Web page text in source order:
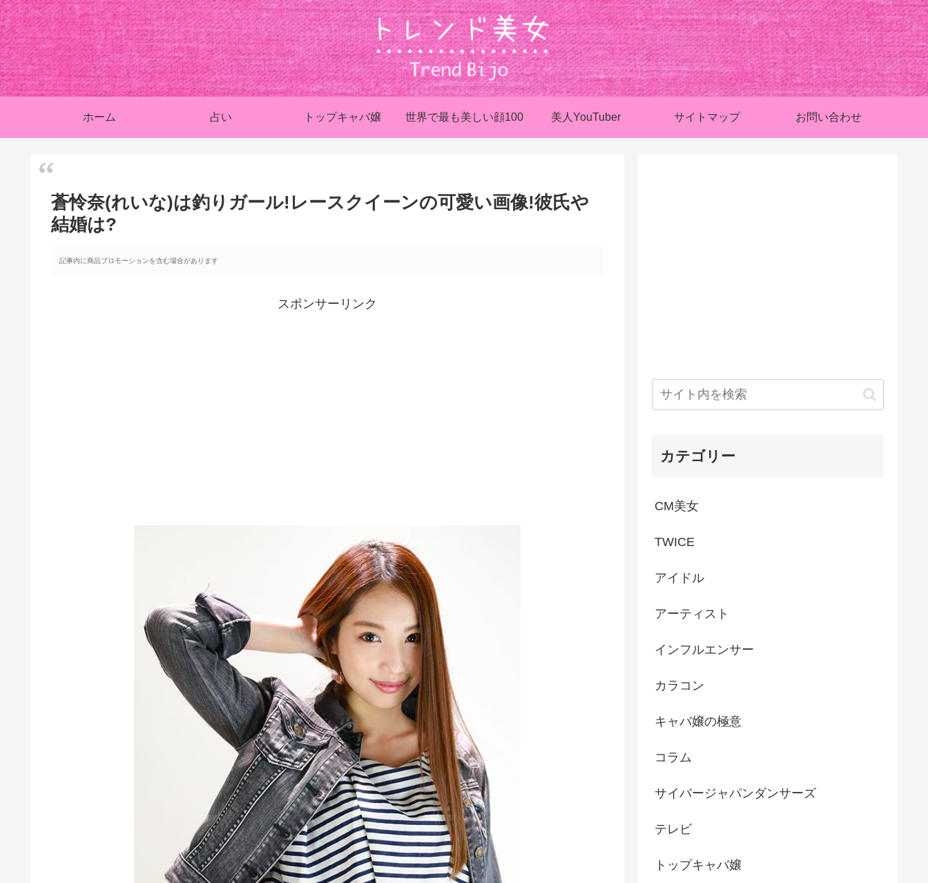
ホーム 占い トップキャバ嬢 世界で最も美しい顔100 美人YouTuber サイトマップ お問い合わせ
蒼怜奈(れいな)は釣りガール!レースクイーンの可愛い画像!彼氏や
結婚は?
記事内に商品プロモーションを含む場合があります
スポンサーリンク
カテゴリー
CM美女
TWICE
アイドル
アーティスト
インフルエンサー
カラコン
キャバ嬢の極意
コラム
サイバージャパンダンサーズ
テレビ
トップキャバ嬢